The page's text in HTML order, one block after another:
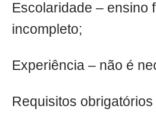
Escolaridade – ensino
incompleto;
Experiência – não é
Requisitos